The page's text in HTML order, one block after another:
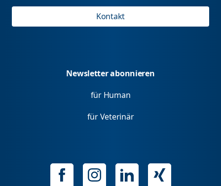
Kontakt
Newsletter abonnieren
für Human
für Veterinär